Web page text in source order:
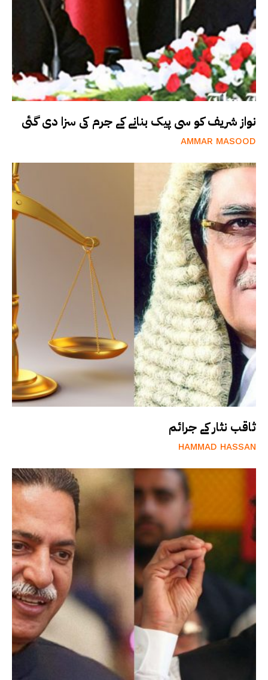
نواز شریف کو سی پیک بنانے کے جرم کی سزا دی گئی
AMMAR MASOOD
ثاقب نثار کے جرائم
HAMMAD HASSAN